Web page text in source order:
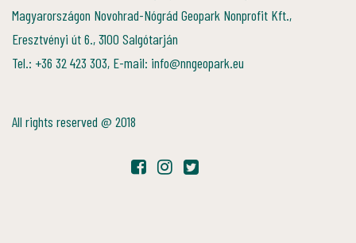
Magyarországon Novohrad-Nógrád Geopark Nonprofit Kft.,
Eresztvényi út 6., 3100 Salgótarján
Tel.: +36 32 423 303, E-mail: info@nngeopark.eu
All rights reserved @ 2018